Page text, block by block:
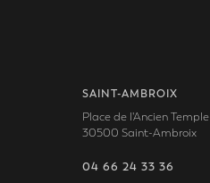
SAINT-AMBROIX
Place de l'Ancien Temple
30500 Saint-Ambroix
04 66 24 33 36